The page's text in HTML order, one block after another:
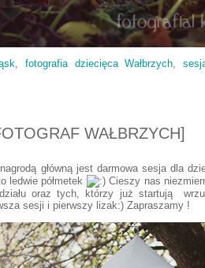
,fotografia dziecięca Wałbrzych,
WAŁBRZYCH]
główną jest darmowa sesja dla
ledwie półmetek
Cieszy nas
oraz tych, którzy już startują
sesji i pierwszy lizak:) Zapraszamy !